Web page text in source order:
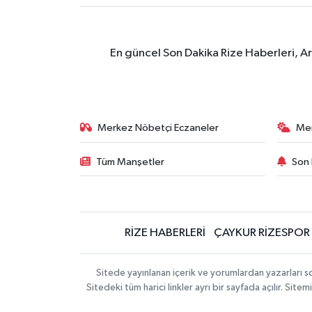
En güncel Son Dakika Rize Haberleri,
Merkez Nöbetçi Eczaneler
Tüm Manşetler Son
RİZE HABERLERİ ÇAYKUR RİZESPOR
Sitede yayınlanan içerik ve yorumlardan
Sitedeki tüm harici linkler ayrı bir sayfada açılır.